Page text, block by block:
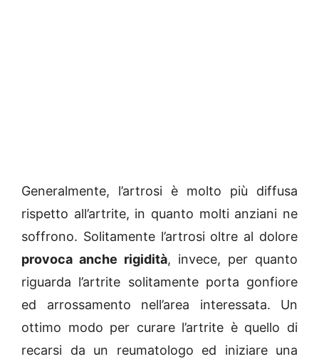
Generalmente, l’artrosi è molto più diffusa
rispetto all’artrite, in quanto molti anziani ne
soffrono. Solitamente l’artrosi oltre al dolore
provoca anche rigidità, invece, per quanto
riguarda l’artrite solitamente porta gonfiore
ed arrossamento nell’area interessata. Un
ottimo modo per curare l’artrite è quello di
recarsi da un reumatologo ed iniziare una